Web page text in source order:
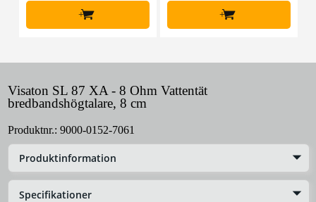
+ +
Visaton SL 87 XA - 8 Ohm Vattentät
bredbandshögtalare, 8 cm
Produktnr.: 9000-0152-7061
Produktinformation
Specifikationer